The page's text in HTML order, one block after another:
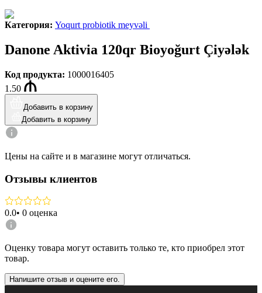
Категория: Yoqurt probiotik meyvəli
Danone Aktivia 120qr Bioyoğurt Çiyələk
Код продукта: 1000016405
1.50
Добавить в корзину
Добавить в корзину
Цены на сайте и в магазине могут отличаться.
Отзывы клиентов
0.0• 0 оценка
Оценку товара могут оставить только те, кто приобрел этот
товар.
Напишите отзыв и оцените его.